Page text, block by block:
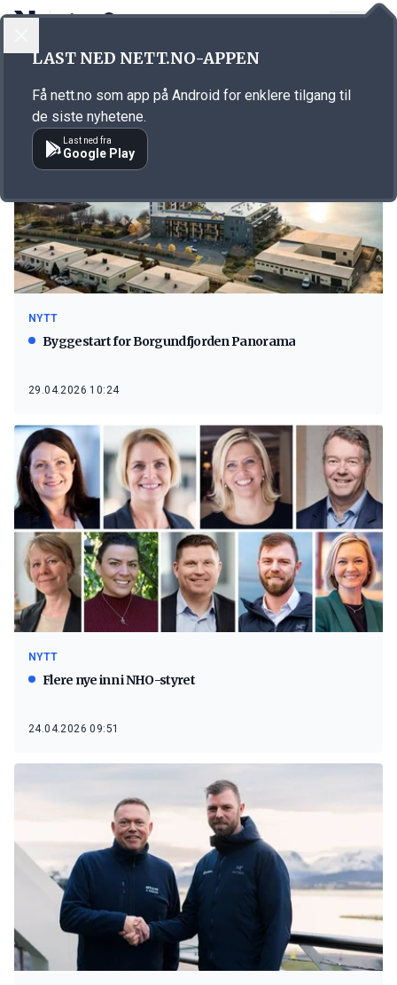
Emne: Peab K. Nordang
NYTT
Byggestart for Borgundfjorden Panorama
29.04.2026 10:24
NYTT
Flere nye inn i NHO-styret
24.04.2026 09:51
LAST NED NETT.NO-APPEN
Få nett.no som app på Android for enklere tilgang til
de siste nyhetene.
Last ned fra
Google Play